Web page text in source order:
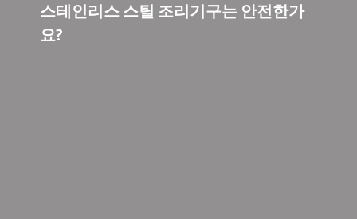
스테인리스 스틸 조리기구는 안전한가
요?